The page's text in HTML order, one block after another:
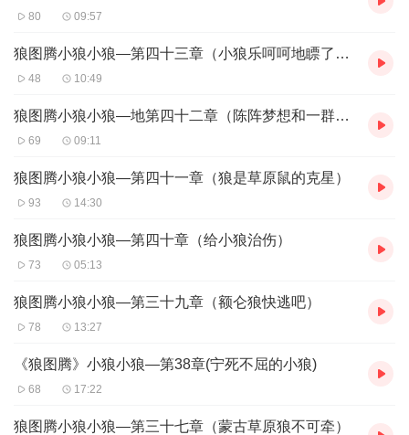
80 09:57
狼图腾小狼小狼—第四十三章（小狼乐呵呵地瞟了陈针阵一眼）
48 10:49
狼图腾小狼小狼—地第四十二章（陈阵梦想和一群狼成为朋友）
69 09:11
狼图腾小狼小狼—第四十一章（狼是草原鼠的克星）
93 14:30
狼图腾小狼小狼—第四十章（给小狼治伤）
73 05:13
狼图腾小狼小狼—第三十九章（额仑狼快逃吧）
78 13:27
《狼图腾》小狼小狼—第38章(宁死不屈的小狼)
68 17:22
狼图腾小狼小狼—第三十七章（蒙古草原狼不可牵）